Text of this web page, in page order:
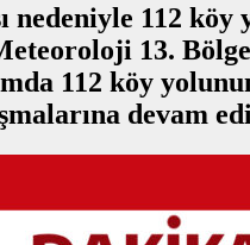
nedeniyle 112
13.
112 köy
devam